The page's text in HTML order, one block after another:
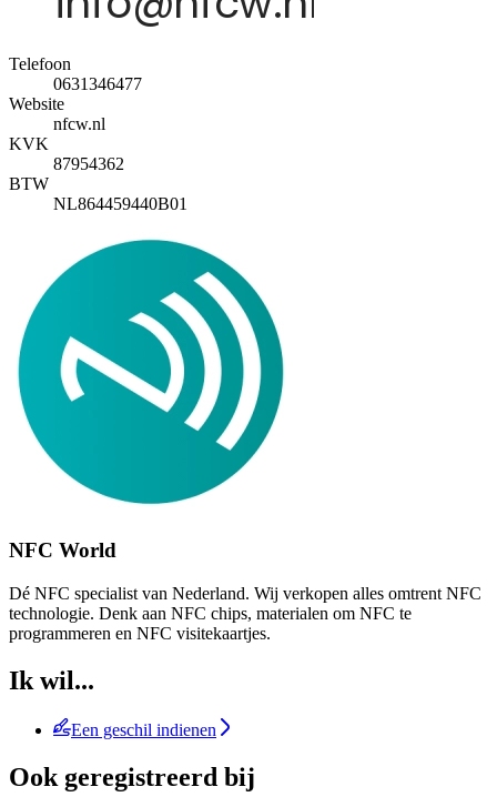
Telefoon
0631346477
Website
nfcw.nl
KVK
87954362
BTW
NL864459440B01
NFC World
Dé NFC specialist van Nederland. Wij verkopen alles omtrent NFC
technologie. Denk aan NFC chips, materialen om NFC te
programmeren en NFC visitekaartjes.
Ik wil...
Een geschil indienen
Ook geregistreerd bij